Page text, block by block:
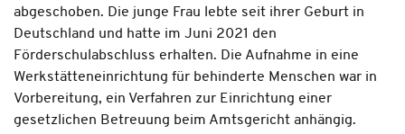
abgeschoben. Die junge Frau lebte seit ihrer Geburt in
Deutschland und hatte im Juni 2021 den
Förderschulabschluss erhalten. Die Aufnahme in eine
Werkstätteneinrichtung für behinderte Menschen war in
Vorbereitung, ein Verfahren zur Einrichtung einer
gesetzlichen Betreuung beim Amtsgericht anhängig.